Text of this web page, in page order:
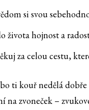
si svou
života hojnost a
za celou cestu,
ti kouř nedělá
na zvoneček –